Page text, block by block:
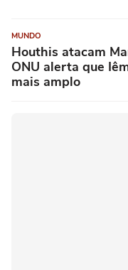
MUNDO
Houthis atacam
ONU alerta que
mais amplo